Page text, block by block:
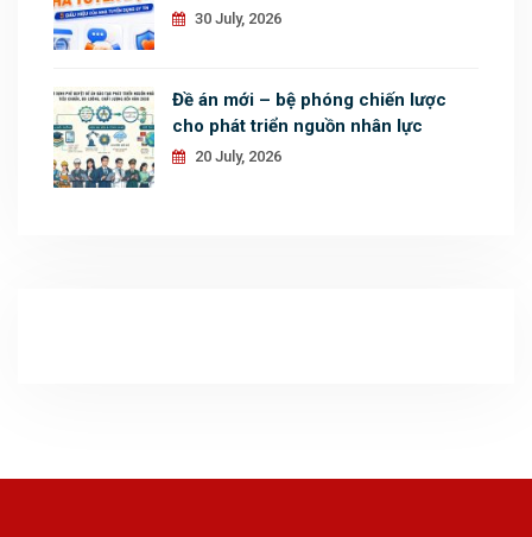
30 July, 2026
Đề án mới – bệ phóng chiến lược
cho phát triển nguồn nhân lực
20 July, 2026